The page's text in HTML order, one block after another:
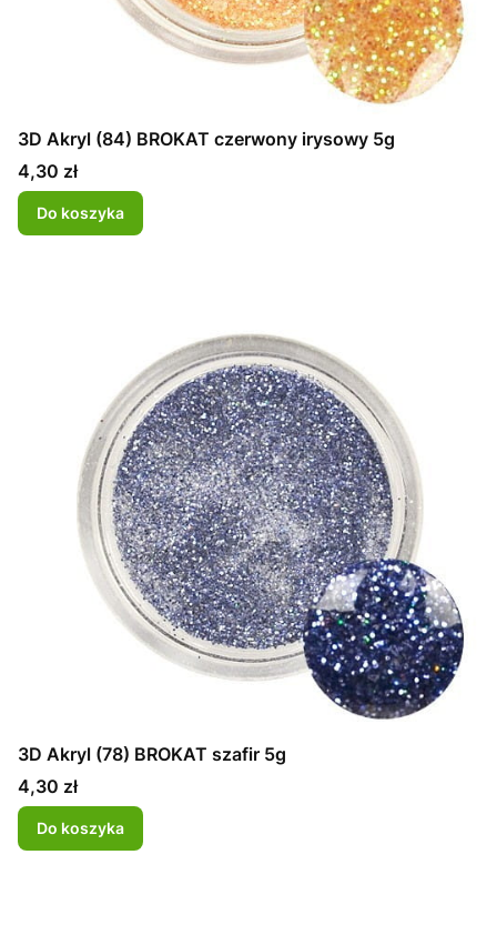
3D Akryl (84) BROKAT czerwony irysowy 5g
Cena
4,30 zł
Do koszyka
3D Akryl (78) BROKAT szafir 5g
Cena
4,30 zł
Do koszyka